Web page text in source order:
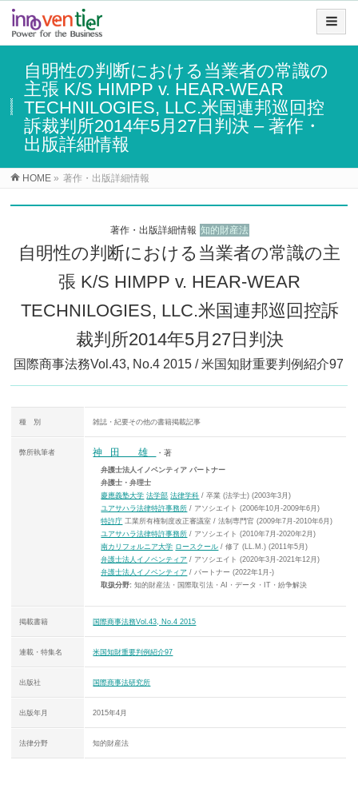
自明性の判断における当業者の常識の
主張 K/S HIMPP v. HEAR-WEAR
TECHNILOGIES, LLC.米国連邦巡回控
訴裁判所2014年5月27日判決 – 著作・
出版詳細情報
HOME » 著作・出版詳細情報
著作・出版詳細情報 知的財産法
自明性の判断における当業者の常識の主
張 K/S HIMPP v. HEAR-WEAR
TECHNILOGIES, LLC.米国連邦巡回控訴
裁判所2014年5月27日判決
国際商事法務Vol.43, No.4 2015 / 米国知財重要判例紹介97
種 別 雑誌・紀要その他の書籍掲載記事
弊所執筆者 神田 雄 ・著
弁護士法人イノベンティア パートナー
弁護士・弁理士
慶應義塾大学 法学部 法律学科 / 卒業 (法学士) (2003年3月)
ユアサハラ法律特許事務所 / アソシエイト (2006年10月-2009年6月)
特許庁 工業所有権制度改正審議室 / 法制専門官 (2009年7月-2010年6月)
ユアサハラ法律特許事務所 / アソシエイト (2010年7月-2020年2月)
南カリフォルニア大学 ロースクール / 修了 (LL.M.) (2011年5月)
弁護士法人イノベンティア / アソシエイト (2020年3月-2021年12月)
弁護士法人イノベンティア / パートナー (2022年1月-)
取扱分野: 知的財産法・国際取引法・AI・データ・IT・紛争解決
掲載書籍 国際商事法務Vol.43, No.4 2015
連載・特集名 米国知財重要判例紹介97
出版社 国際商事法研究所
出版年月 2015年4月
法律分野 知的財産法